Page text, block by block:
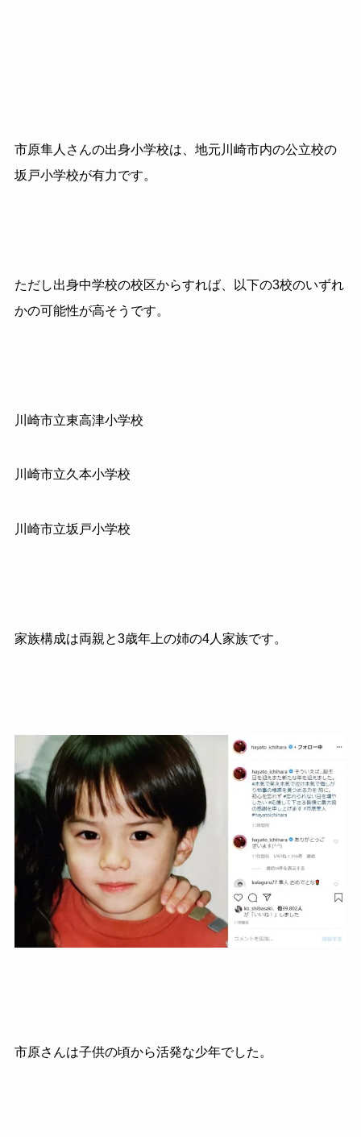
市原隼人さんの出身小学校は、地元川崎市内の公立校の
坂戸小学校が有力です。
ただし出身中学校の校区からすれば、以下の3校のいずれ
かの可能性が高そうです。
川崎市立東高津小学校
川崎市立久本小学校
川崎市立坂戸小学校
家族構成は両親と3歳年上の姉の4人家族です。
市原さんは子供の頃から活発な少年でした。